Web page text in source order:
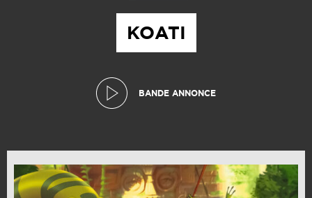
KOATI
BANDE ANNONCE